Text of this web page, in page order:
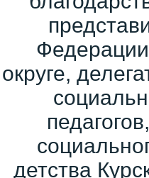
округе,
детства